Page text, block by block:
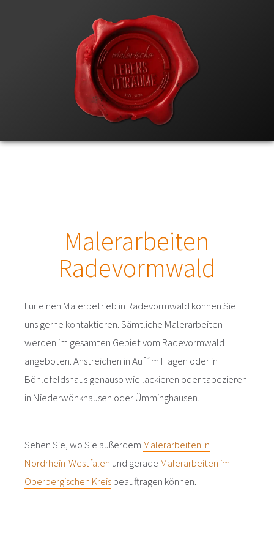
Malerarbeiten
Radevormwald
Für einen Malerbetrieb in Radevormwald können Sie
uns gerne kontaktieren. Sämtliche Malerarbeiten
werden im gesamten Gebiet vom Radevormwald
angeboten. Anstreichen in Auf´m Hagen oder in
Böhlefeldshaus genauso wie lackieren oder tapezieren
in Niederwönkhausen oder Ümminghausen.
Sehen Sie, wo Sie außerdem Malerarbeiten in
Nordrhein-Westfalen und gerade Malerarbeiten im
Oberbergischen Kreisbeauftragen können.